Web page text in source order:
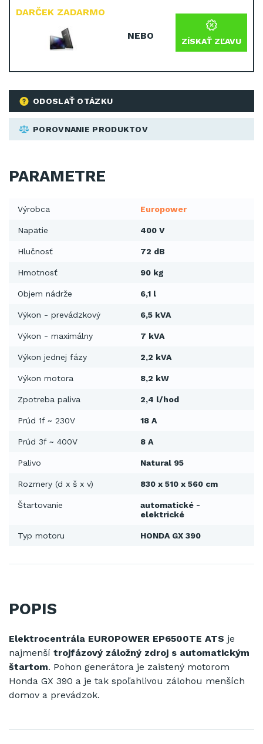
ODOSLAŤ OTÁZKU
POROVNANIE PRODUKTOV
DARČEK ZADARMO
NEBO ZÍSKAŤ ZĽAVU
PARAMETRE
Výrobca Europower
Napätie 400 V
Hlučnosť 72 dB
Hmotnosť 90 kg
Objem nádrže 6,1 l
Výkon - prevádzkový 6,5 kVA
Výkon - maximálny 7 kVA
Výkon jednej fázy 2,2 kVA
Výkon motora 8,2 kW
Zpotreba paliva 2,4 l/hod
Prúd 1f ~ 230V 18 A
Prúd 3f ~ 400V 8 A
Palivo Natural 95
Rozmery (d x š x v) 830 x 510 x 560 cm
Štartovanie
automatické -
elektrické
Typ motoru HONDA GX 390
POPIS
Elektrocentrála EUROPOWER EP6500TE ATS je
najmenší trojfázový záložný zdroj s automatickým
štartom. Pohon generátora je zaistený motorom
Honda GX 390 a je tak spoľahlivou zálohou menších
domov a prevádzok.